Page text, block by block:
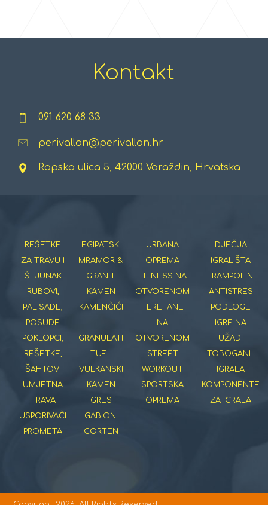
Kontakt
091 620 68 33
perivallon@perivallon.hr
Rapska ulica 5, 42000 Varaždin, Hrvatska
REŠETKE
ZA TRAVU I
ŠLJUNAK
RUBOVI,
PALISADE,
POSUDE
POKLOPCI,
REŠETKE,
ŠAHTOVI
UMJETNA
TRAVA
USPORIVAČI
PROMETA
EGIPATSKI
MRAMOR &
GRANIT
KAMEN
KAMENČIĆI
I
GRANULATI
TUF -
VULKANSKI
KAMEN
GRES
GABIONI
CORTEN
URBANA
OPREMA
FITNESS NA
OTVORENOM
TERETANE
NA
OTVORENOM
STREET
WORKOUT
SPORTSKA
OPREMA
DJEČJA
IGRALIŠTA
TRAMPOLINI
ANTISTRES
PODLOGE
IGRE NA
UŽADI
TOBOGANI I
IGRALA
KOMPONENTE
ZA IGRALA